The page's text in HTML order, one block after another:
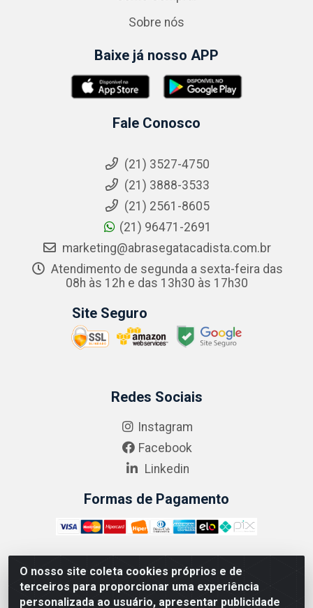
O nosso site coleta cookies próprios e de
terceiros para proporcionar uma experiência
personalizada ao usuário, apresentar publicidade
Sobre nós
Baixe já nosso APP
Fale Conosco
(21) 3527-4750
(21) 3888-3533
(21) 2561-8605
(21) 96471-2691
marketing@abrasegatacadista.com.br
Atendimento de segunda a sexta-feira das
08h às 12h e das 13h30 às 17h30
Site Seguro
Redes Sociais
Instagram
Facebook
Linkedin
Formas de Pagamento
ABRASEG COMÉRCIO ATACADISTA LTDA - CNPJ:
10.894.768/0001-00 - Avenida Lobo Júnior, 1045 -